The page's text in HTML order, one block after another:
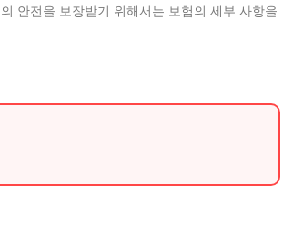
안전을 보장받기 위해서는 보험의 세부 사항을